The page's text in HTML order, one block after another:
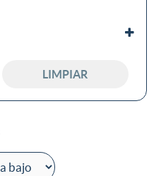
LIMPIAR